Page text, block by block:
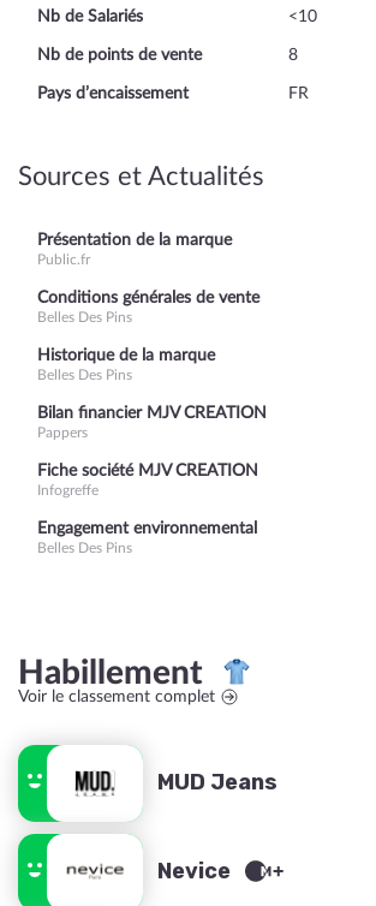
Nb de Salariés <10
Nb de points de vente 8
Pays d’encaissement FR
Sources et Actualités
Présentation de la marque
Public.fr
Conditions générales de vente
Belles Des Pins
Historique de la marque
Belles Des Pins
Bilan financier MJV CREATION
Pappers
Fiche société MJV CREATION
Infogreffe
Engagement environnemental
Belles Des Pins
Habillement
Voir le classement complet
MUD Jeans
Nevice